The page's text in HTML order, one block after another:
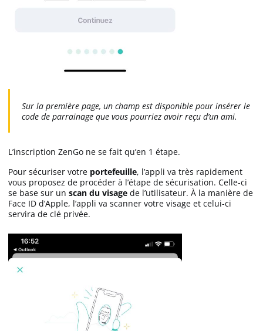
Sur la première page, un champ est disponible pour insérer le
code de parrainage que vous pourriez avoir reçu d’un ami.
L’inscription ZenGo ne se fait qu’en 1 étape.
Pour sécuriser votre portefeuille, l’appli va très rapidement
vous proposez de procéder à l’étape de sécurisation. Celle-ci
se base sur un scan du visage de l’utilisateur. À la manière de
Face ID d’Apple, l’appli va scanner votre visage et celui-ci
servira de clé privée.